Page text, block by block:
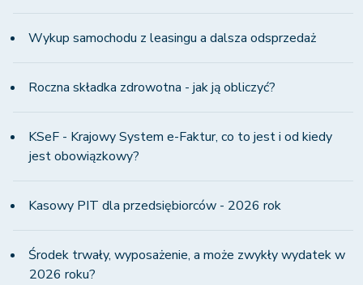
Wykup samochodu z leasingu a dalsza odsprzedaż
Roczna składka zdrowotna - jak ją obliczyć?
KSeF - Krajowy System e-Faktur, co to jest i od kiedy
jest obowiązkowy?
Kasowy PIT dla przedsiębiorców - 2026 rok
Środek trwały, wyposażenie, a może zwykły wydatek w
2026 roku?